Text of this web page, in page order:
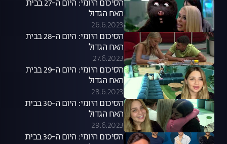
הסיכום היומי: היום ה-27 בבית
האח הגדול
26.6.2023
הסיכום היומי: היום ה-28 בבית
האח הגדול
27.6.2023
הסיכום היומי: היום ה-29 בבית
האח הגדול
28.6.2023
הסיכום היומי: היום ה-30 בבית
האח הגדול
29.6.2023
הסיכום היומי: היום ה-30 בבית